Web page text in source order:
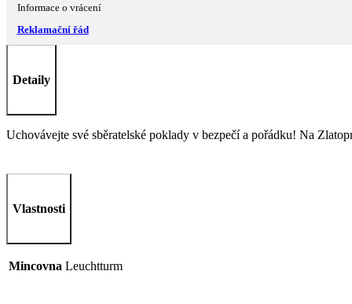
Informace o vrácení
Reklamační řád
Detaily
Uchovávejte své sběratelské poklady v bezpečí a pořádku! Na
Vlastnosti
Mincovna Leuchtturm